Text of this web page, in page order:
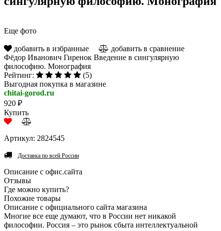
Еще фото
добавить в избранные
добавить в сравнение
Фёдор Иванович Гиренок Введение в сингулярную
философию. Монография
Рейтинг:
(5)
Выгодная покупка в магазине
chitai-gorod.ru
920 ₽
Купить
Артикул: 2824545
Доставка по всей России
Описание с офис.сайта
Отзывы
Где можно купить?
Похожие товары
Описание с официального сайта магазина
Многие все еще думают, что в России нет никакой
философии. Россия – это рынок сбыта интеллектуальной